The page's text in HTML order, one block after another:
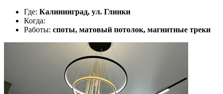
Где: Калининград, ул. Глинки
Когда:
Работы: споты, матовый потолок, магнитные треки